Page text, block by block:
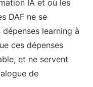
IA et où les
DAF ne se
learning à
ces dépenses
et ne servent
de